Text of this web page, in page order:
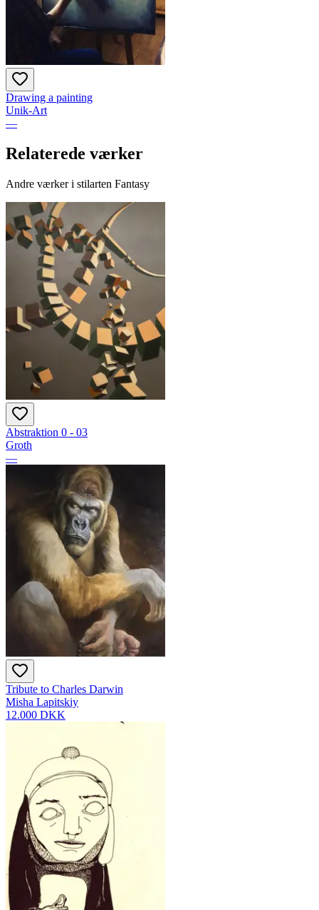
Drawing a painting
Unik-Art
—
Relaterede værker
Andre værker i stilarten Fantasy
Abstraktion 0 - 03
Groth
—
Tribute to Charles Darwin
Misha Lapitskiy
12.000 DKK